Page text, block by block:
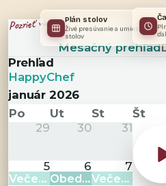
Mesačný prehľad
Prehľad
HappyChef
január 2026
Po
Ut St Št
29
30 31
5
Večer: 8
6
Obed: 28
7
Večer: 2
Pozrieť video Plán stolov
Živé presúvanie a umiestňovanie
stolov